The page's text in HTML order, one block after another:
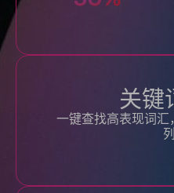
关键
一键查找高表现词汇